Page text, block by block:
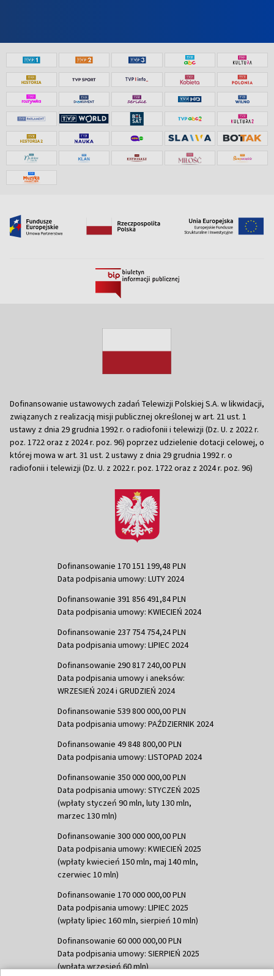
Dofinansowanie ustawowych zadań Telewizji Polskiej S.A. w likwidacji,
związanych z realizacją misji publicznej określonej w art. 21 ust. 1
ustawy z dnia 29 grudnia 1992 r. o radiofonii i telewizji (Dz. U. z 2022 r.
poz. 1722 oraz z 2024 r. poz. 96) poprzez udzielenie dotacji celowej, o
której mowa w art. 31 ust. 2 ustawy z dnia 29 grudnia 1992 r. o
radiofonii i telewizji (Dz. U. z 2022 r. poz. 1722 oraz z 2024 r. poz. 96)
Dofinansowanie 170 151 199,48 PLN
Data podpisania umowy: LUTY 2024
Dofinansowanie 391 856 491,84 PLN
Data podpisania umowy: KWIECIEŃ 2024
Dofinansowanie 237 754 754,24 PLN
Data podpisania umowy: LIPIEC 2024
Dofinansowanie 290 817 240,00 PLN
Data podpisania umowy i aneksów:
WRZESIEŃ 2024 i GRUDZIEŃ 2024
Dofinansowanie 539 800 000,00 PLN
Data podpisania umowy: PAŹDZIERNIK 2024
Dofinansowanie 49 848 800,00 PLN
Data podpisania umowy: LISTOPAD 2024
Dofinansowanie 350 000 000,00 PLN
Data podpisania umowy: STYCZEŃ 2025
(wpłaty styczeń 90 mln, luty 130 mln,
marzec 130 mln)
Dofinansowanie 300 000 000,00 PLN
Data podpisania umowy: KWIECIEŃ 2025
(wpłaty kwiecień 150 mln, maj 140 mln,
czerwiec 10 mln)
Dofinansowanie 170 000 000,00 PLN
Data podpisania umowy: LIPIEC 2025
(wpłaty lipiec 160 mln, sierpień 10 mln)
Dofinansowanie 60 000 000,00 PLN
Data podpisania umowy: SIERPIEŃ 2025
(wpłata wrzesień 60 mln)